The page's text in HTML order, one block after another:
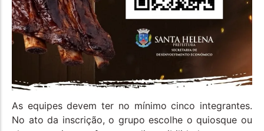
As equipes devem ter no mínimo cinco integrantes.
No ato da inscrição, o grupo escolhe o quiosque ou